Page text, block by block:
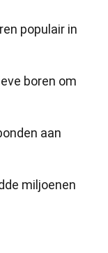
populair in
boren om
aan
miljoenen